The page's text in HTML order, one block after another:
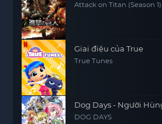
Attack on Titan (Season 1)
Giai điệu của True
True Tunes
Dog Days - Người
DOG DAYS